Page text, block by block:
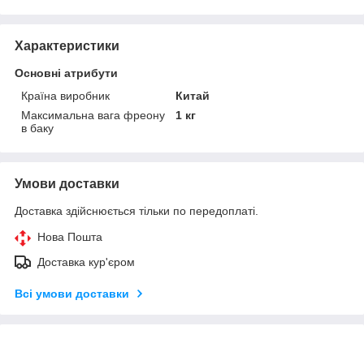
Характеристики
Основні атрибути
Країна виробник
Китай
Максимальна вага фреону
в баку
1 кг
Умови доставки
Доставка здійснюється тільки по передоплаті.
Нова Пошта
Доставка кур'єром
Всі умови доставки